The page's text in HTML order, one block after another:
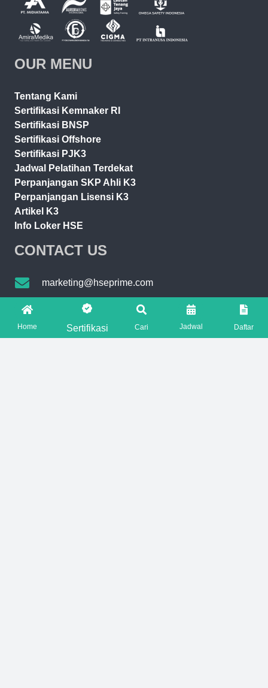
OUR MENU
Tentang Kami
Sertifikasi Kemnaker RI
Sertifikasi BNSP
Sertifikasi Offshore
Sertifikasi PJK3
Jadwal Pelatihan Terdekat
Perpanjangan SKP Ahli K3
Perpanjangan Lisensi K3
Artikel K3
Info Loker HSE
CONTACT US
marketing@hseprime.com
AJENG +62 821-7776-2221
SASKIA +62 821-7776-5551
Home Sertifikasi Cari Jadwal Daftar